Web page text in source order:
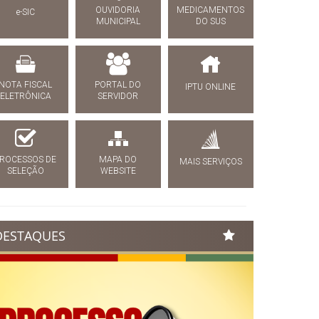
e-SIC
OUVIDORIA
MUNICIPAL
MEDICAMENTOS
DO SUS
FISCAL
ELETRÔNICA
PORTAL DO
SERVIDOR
IPTU ONLINE
DE
SELEÇÃO
MAPA DO
WEBSITE
MAIS SERVIÇOS